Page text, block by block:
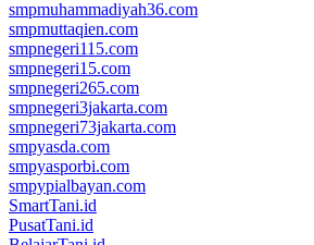
smpmuhammadiyah36.com
smpmuttaqien.com
smpnegeri115.com
smpnegeri15.com
smpnegeri265.com
smpnegeri3jakarta.com
smpnegeri73jakarta.com
smpyasda.com
smpyasporbi.com
smpypialbayan.com
SmartTani.id
PusatTani.id